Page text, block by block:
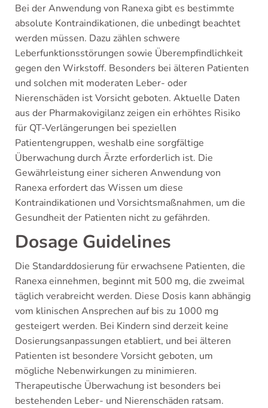
Bei der Anwendung von Ranexa gibt es bestimmte
absolute Kontraindikationen, die unbedingt beachtet
werden müssen. Dazu zählen schwere
Leberfunktionsstörungen sowie Überempfindlichkeit
gegen den Wirkstoff. Besonders bei älteren Patienten
und solchen mit moderaten Leber- oder
Nierenschäden ist Vorsicht geboten. Aktuelle Daten
aus der Pharmakovigilanz zeigen ein erhöhtes Risiko
für QT-Verlängerungen bei speziellen
Patientengruppen, weshalb eine sorgfältige
Überwachung durch Ärzte erforderlich ist. Die
Gewährleistung einer sicheren Anwendung von
Ranexa erfordert das Wissen um diese
Kontraindikationen und Vorsichtsmaßnahmen, um die
Gesundheit der Patienten nicht zu gefährden.
Dosage Guidelines
Die Standarddosierung für erwachsene Patienten, die
Ranexa einnehmen, beginnt mit 500 mg, die zweimal
täglich verabreicht werden. Diese Dosis kann abhängig
vom klinischen Ansprechen auf bis zu 1000 mg
gesteigert werden. Bei Kindern sind derzeit keine
Dosierungsanpassungen etabliert, und bei älteren
Patienten ist besondere Vorsicht geboten, um
mögliche Nebenwirkungen zu minimieren.
Therapeutische Überwachung ist besonders bei
bestehenden Leber- und Nierenschäden ratsam.